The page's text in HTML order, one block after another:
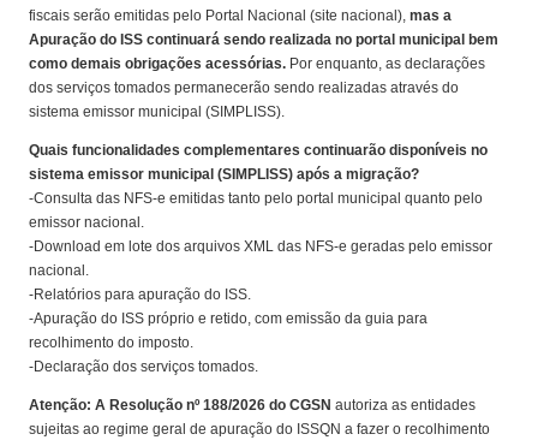
fiscais serão emitidas pelo Portal Nacional (site nacional),mas a
Apuração do ISS continuará sendo realizada no portal municipal bem
como demais obrigações acessórias. Por enquanto, as declarações
dos serviços tomados permanecerão sendo realizadas através do
sistema emissor municipal (SIMPLISS).
Quais funcionalidades complementares continuarão disponíveis no
sistema emissor municipal (SIMPLISS) após a migração?
-Consulta das NFS-e emitidas tanto pelo portal municipal quanto pelo
emissor nacional.
-Download em lote dos arquivos XML das NFS-e geradas pelo emissor
nacional.
-Relatórios para apuração do ISS.
-Apuração do ISS próprio e retido, com emissão da guia para
recolhimento do imposto.
-Declaração dos serviços tomados.
Atenção: A Resolução nº 188/2026 do CGSN autoriza as entidades
sujeitas ao regime geral de apuração do ISSQN a fazer o recolhimento